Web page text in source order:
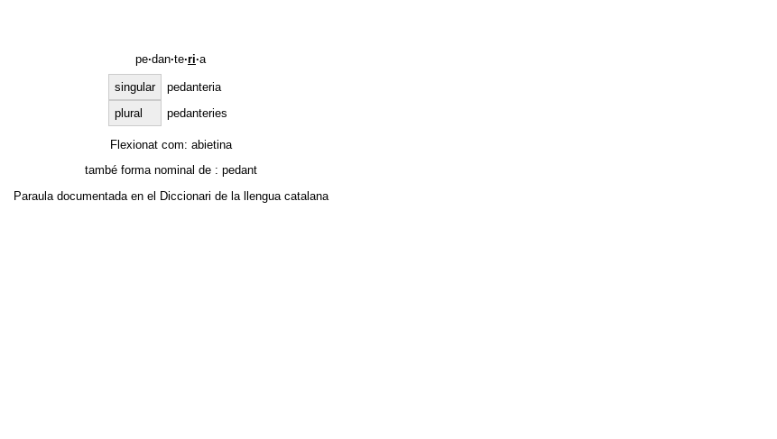
pe·dan·te·ri·a
singular
pedanteria
plural
pedanteries
Flexionat com: abietina
també forma nominal de : pedant
Paraula documentada en el Diccionari de la llengua catalana